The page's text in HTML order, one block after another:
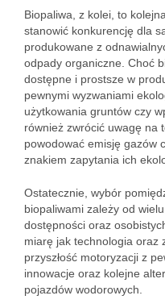
Biopaliwa, z kolei, to
stanowić konkurencję dla
produkowane z
odpady organiczne. Choć
dostępne i prostsze w
pewnymi wyzwaniami
użytkowania gruntów czy
również zwrócić uwagę na
powodować emisję gazów
znakiem zapytania ich
Ostatecznie, wybór
biopaliwami zależy od
dostępności oraz
miarę jak technologia oraz
przyszłość motoryzacji z
innowacje oraz kolejne
pojazdów wodorowych.